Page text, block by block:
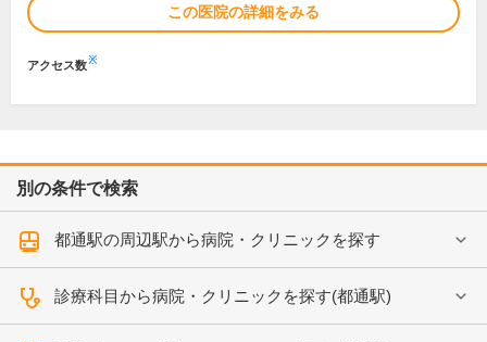
この医院の詳細をみる
アクセス数※
別の条件で検索
都通駅の周辺駅から病院・クリニックを探す
診療科目から病院・クリニックを探す(都通駅)